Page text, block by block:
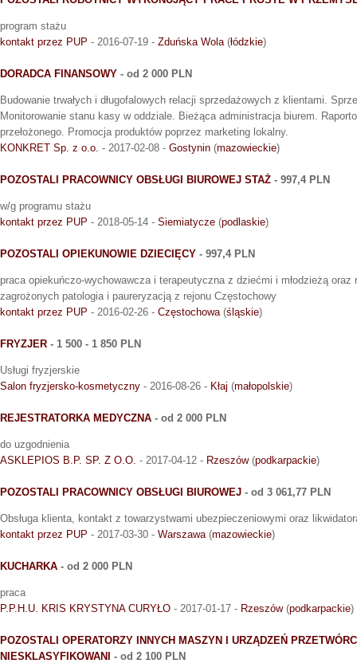
program stażu
kontakt przez PUP - 2016-07-19 - Zduńska Wola(łódzkie)
DORADCA FINANSOWY - od 2 000 PLN
Budowanie trwałych i długofalowych relacji sprzedażowych z klientami.
Monitorowanie stanu kasy w oddziale. Bieżąca administracja biurem.
przełożonego. Promocja produktów poprzez marketing lokalny.
KONKRET Sp. z o.o. - 2017-02-08 - Gostynin (mazowieckie)
POZOSTALI PRACOWNICY OBSŁUGI BIUROWEJ STAŻ - 997,4 PLN
w/g programu stażu
kontakt przez PUP - 2018-05-14 - Siemiatycze (podlaskie)
POZOSTALI OPIEKUNOWIE DZIECIĘCY - 997,4 PLN
praca opiekuńczo-wychowawcza i terapeutyczna z dziećmi i młodzieżą
zagrożonych patologia i paureryzacją z rejonu Częstochowy
kontakt przez PUP - 2016-02-26 - Częstochowa(śląskie)
FRYZJER - 1 500 - 1 850 PLN
Usługi fryzjerskie
Salon fryzjersko-kosmetyczny - 2016-08-26 - Kłaj (małopolskie)
REJESTRATORKA MEDYCZNA - od 2 000 PLN
do uzgodnienia
ASKLEPIOS B.P. SP. Z O.O. - 2017-04-12 - Rzeszów(podkarpackie)
POZOSTALI PRACOWNICY OBSŁUGI BIUROWEJ - od 3 061,77 PLN
Obsługa klienta, kontakt z towarzystwami ubezpieczeniowymi oraz
kontakt przez PUP - 2017-03-30 - Warszawa(mazowieckie)
KUCHARKA - od 2 000 PLN
praca
P.P.H.U. KRIS KRYSTYNA CURYŁO - 2017-01-17 - Rzeszów(podkarpackie)
POZOSTALI OPERATORZY INNYCH MASZYN I URZĄDZEŃ
NIESKLASYFIKOWANI
- od 2 100 PLN